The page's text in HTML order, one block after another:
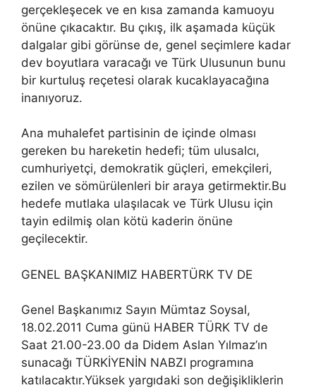
gerçekleşecek ve en kısa zamanda kamuoyu
önüne çıkacaktır. Bu çıkış, ilk aşamada küçük
dalgalar gibi görünse de, genel seçimlere kadar
dev boyutlara varacağı ve Türk Ulusunun bunu
bir kurtuluş reçetesi olarak kucaklayacağına
inanıyoruz.
Ana muhalefet partisinin de içinde olması
gereken bu hareketin hedefi; tüm ulusalcı,
cumhuriyetçi, demokratik güçleri, emekçileri,
ezilen ve sömürülenleri bir araya getirmektir.Bu
hedefe mutlaka ulaşılacak ve Türk Ulusu için
tayin edilmiş olan kötü kaderin önüne
geçilecektir.
GENEL BAŞKANIMIZ HABERTÜRK TV DE
Genel Başkanımız Sayın Mümtaz Soysal,
18.02.2011 Cuma günü HABER TÜRK TV de
Saat 21.00-23.00 da Didem Aslan Yılmaz’ın
sunacağı TÜRKİYENİN NABZI programına
katılacaktır.Yüksek yargıdaki son değişikliklerin